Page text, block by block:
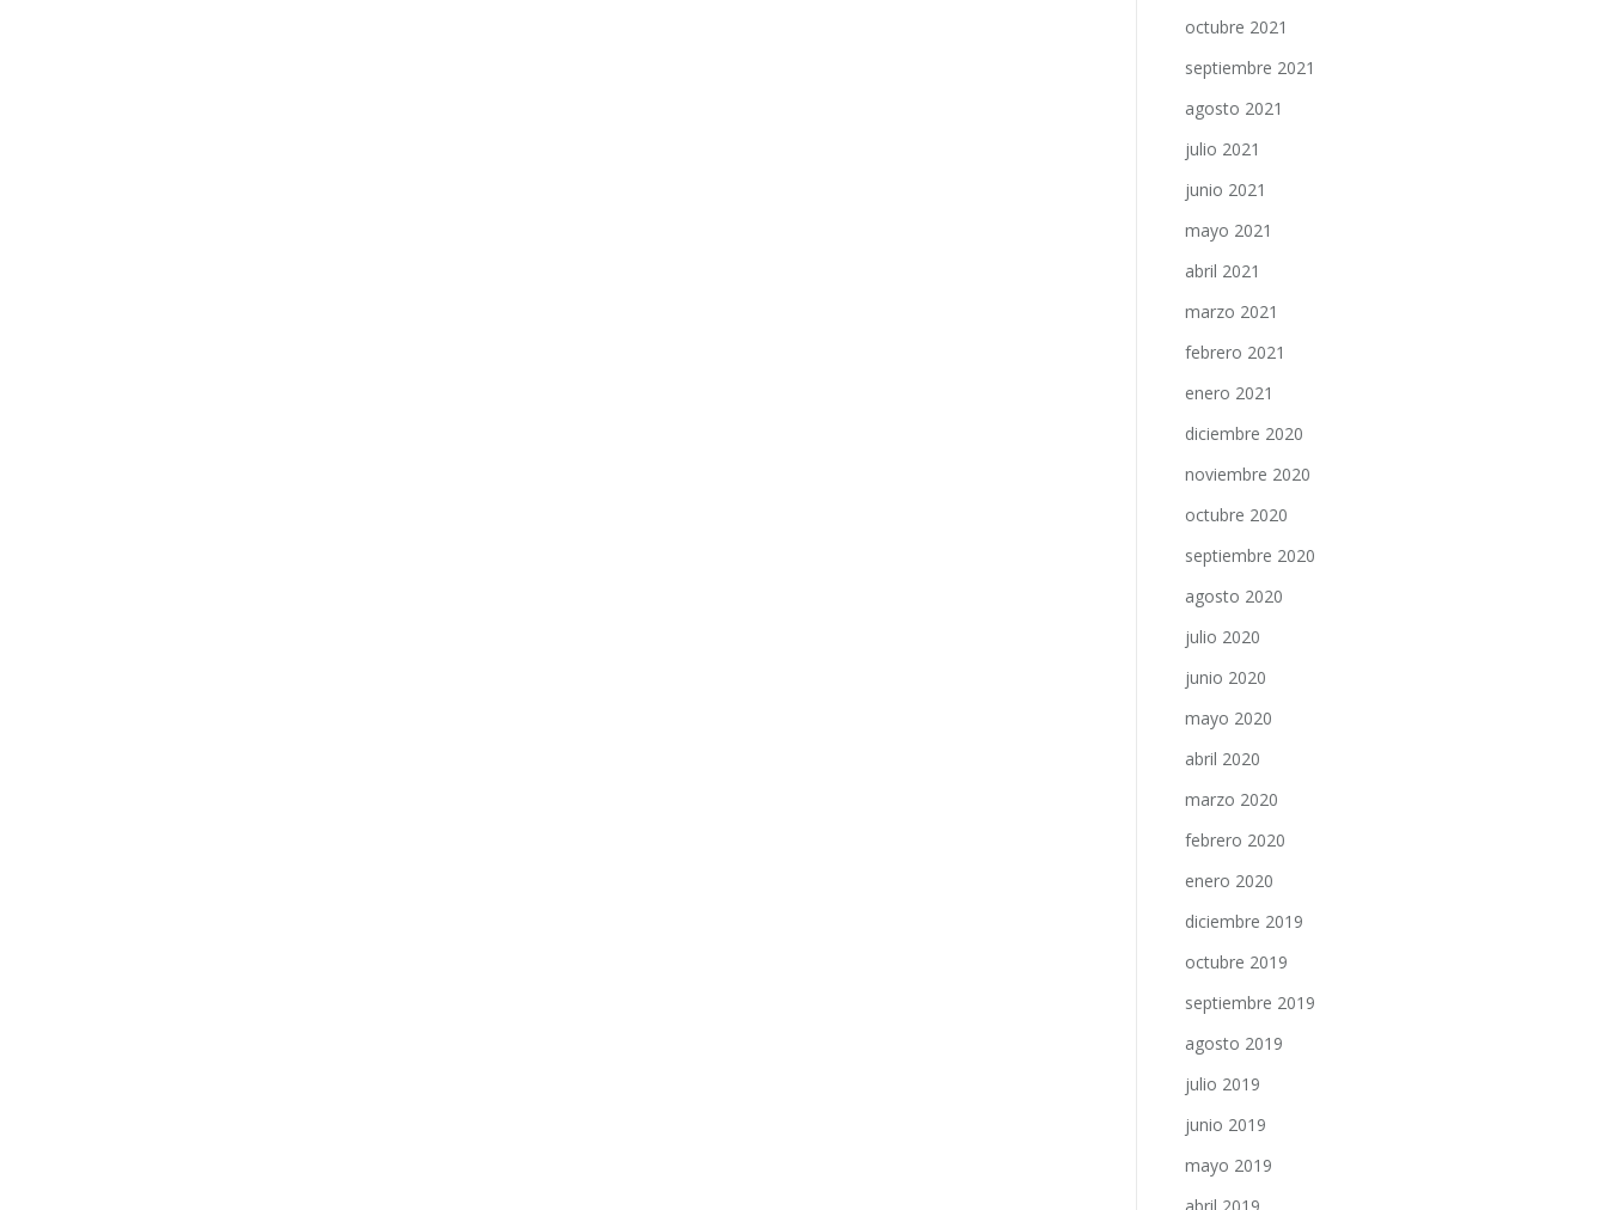
octubre 2021
septiembre 2021
agosto 2021
julio 2021
junio 2021
mayo 2021
abril 2021
marzo 2021
febrero 2021
enero 2021
diciembre 2020
noviembre 2020
octubre 2020
septiembre 2020
agosto 2020
julio 2020
junio 2020
mayo 2020
abril 2020
marzo 2020
febrero 2020
enero 2020
diciembre 2019
octubre 2019
septiembre 2019
agosto 2019
julio 2019
junio 2019
mayo 2019